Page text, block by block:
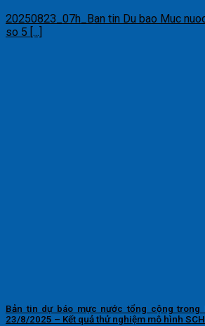
20250823_07h_Ban tin Du bao Muc
so 5 [...]
Bản tin dự báo mực nước tổng cộng trong
23/8/2025 – Kết quả thử nghiệm mô hình